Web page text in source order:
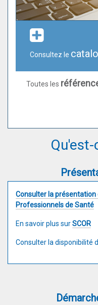
Consultez le
Toutes les
Qu'est-
Consulter la présentation
Professionnels de Santé
En savoir plus surSCOR
​Consulter la disponibilité